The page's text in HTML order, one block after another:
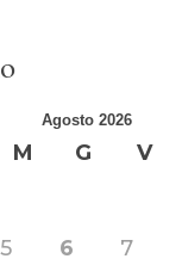
Agosto 2026
M G V
5 6 7